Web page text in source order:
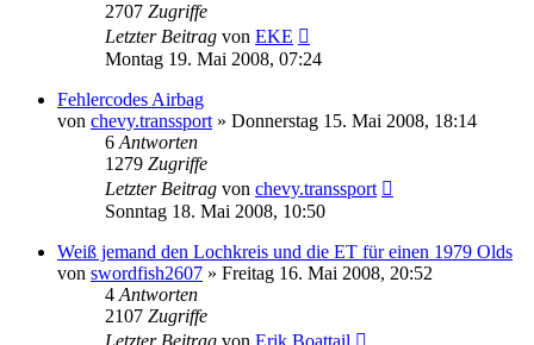
2707 Zugriffe
Letzter Beitrag von EKE
Montag 19. Mai 2008, 07:24
Fehlercodes Airbag
von chevy.transsport » Donnerstag 15. Mai 2008, 18:14
6 Antworten
1279 Zugriffe
Letzter Beitrag von chevy.transsport
Sonntag 18. Mai 2008, 10:50
Weiß jemand den Lochkreis und die ET für einen 1979 Olds
von swordfish2607 » Freitag 16. Mai 2008, 20:52
4 Antworten
2107 Zugriffe
Letzter Beitrag von Erik Boattail